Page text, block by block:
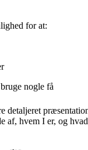
for at:
nogle få
detaljeret
af, hvem I er, og